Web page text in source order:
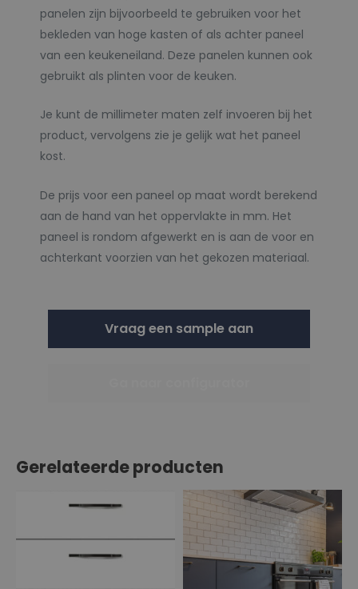
panelen zijn bijvoorbeeld te gebruiken voor het
bekleden van hoge kasten of als achter paneel
van een keukeneiland. Deze panelen kunnen ook
gebruikt als plinten voor de keuken.
Je kunt de millimeter maten zelf invoeren bij het
product, vervolgens zie je gelijk wat het paneel
kost.
De prijs voor een paneel op maat wordt berekend
aan de hand van het oppervlakte in mm. Het
paneel is rondom afgewerkt en is aan de voor en
achterkant voorzien van het gekozen materiaal.
Vraag een sample aan
Gerelateerde producten